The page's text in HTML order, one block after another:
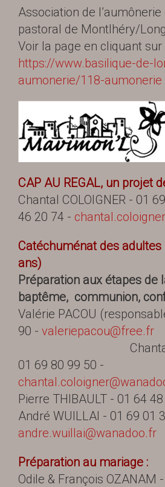
Association de
pastoral de Montlhéry/
Voir la page en cliquant sur
https://www.basilique-de-
aumonerie/118-aumonerie
CAP AU REGAL, un projet
Chantal COLOIGNER - 01
46 20 74 -
Catéchuménat des
ans)
Préparation aux étapes de
baptême, communion,
Valérie PACOU
90 - valeriepacou@free.fr
Chantal
01 69 80 99 50 -
Pierre THIBAULT - 01 64
André WUILLAI - 01 69 01
andre.wuillai@wanadoo.fr
Préparation au mariage :
Odile & François OZANAM